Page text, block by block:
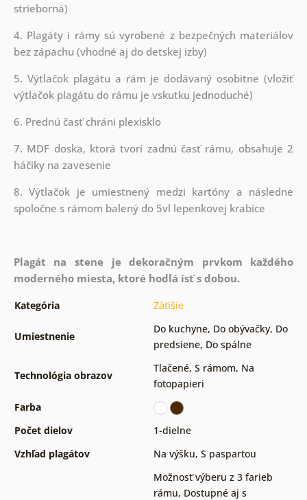
strieborná)
4. Plagáty i rámy sú vyrobené z bezpečných materiálov
bez zápachu (vhodné aj do detskej izby)
5. Výtlačok plagátu a rám je dodávaný osobitne (vložiť
výtlačok plagátu do rámu je vskutku jednoduché)
6. Prednú časť chráni plexisklo
7. MDF doska, ktorá tvorí zadnú časť rámu, obsahuje 2
háčiky na zavesenie
8. Výtlačok je umiestnený medzi kartóny a následne
spoločne s rámom balený do 5vl lepenkovej krabice
Plagát na stene je dekoračným prvkom každého
moderného miesta, ktoré hodlá ísť s dobou.
Kategória Zátišie
Umiestnenie
Do kuchyne, Do obývačky, Do
predsiene, Do spálne
Technológia obrazov
Tlačené, S rámom, Na
fotopapieri
Farba
Počet dielov
1-dielne
Vzhľad plagátov
Na výšku, S paspartou
Možnosť výberu z 3 farieb
rámu, Dostupné aj s